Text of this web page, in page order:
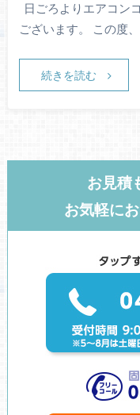
日ごろよりエアコン
ございます。 この度
続きを読む
お見積
お気軽に